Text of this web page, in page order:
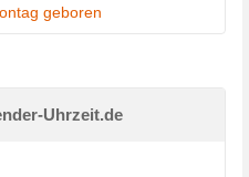
geboren
Uhrzeit.de